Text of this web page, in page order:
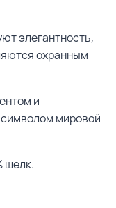
элегантность,
охранным
и
мировой
шелк.